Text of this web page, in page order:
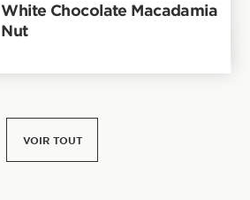
White Chocolate Macadamia
Nut
VOIR TOUT